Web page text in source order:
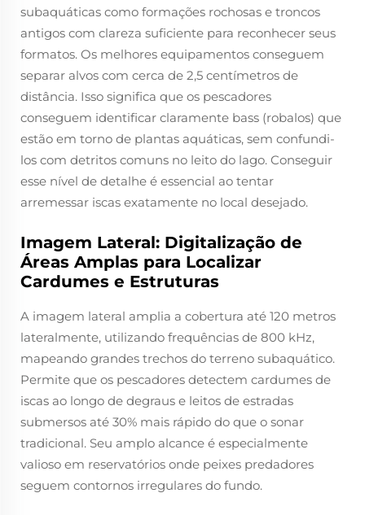
subaquáticas como formações rochosas e troncos
antigos com clareza suficiente para reconhecer seus
formatos. Os melhores equipamentos conseguem
separar alvos com cerca de 2,5 centímetros de
distância. Isso significa que os pescadores
conseguem identificar claramente bass (robalos) que
estão em torno de plantas aquáticas, sem confundi-
los com detritos comuns no leito do lago. Conseguir
esse nível de detalhe é essencial ao tentar
arremessar iscas exatamente no local desejado.
Imagem Lateral: Digitalização de
Áreas Amplas para Localizar
Cardumes e Estruturas
A imagem lateral amplia a cobertura até 120 metros
lateralmente, utilizando frequências de 800 kHz,
mapeando grandes trechos do terreno subaquático.
Permite que os pescadores detectem cardumes de
iscas ao longo de degraus e leitos de estradas
submersos até 30% mais rápido do que o sonar
tradicional. Seu amplo alcance é especialmente
valioso em reservatórios onde peixes predadores
seguem contornos irregulares do fundo.